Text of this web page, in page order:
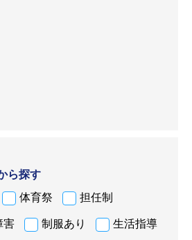
ら探す
体育祭 担任制
害 制服あり 生活指導